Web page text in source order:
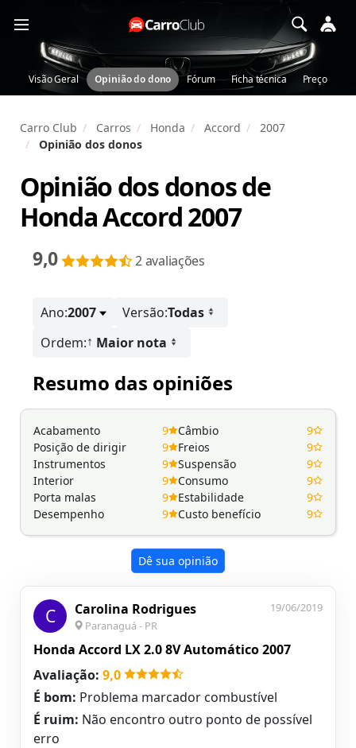
Visão Geral Opinião do dono Fórum Ficha técnica Preço
Carro Club Carros Honda Accord
2007
Opinião dos donos
Opinião dos donos de
Honda Accord 2007
9,0 2 avaliações
Ano:2007 Versão:Todas
Ordem:↑ Maior nota
Resumo das opiniões
Acabamento
9
Posição de dirigir
9
Instrumentos
9
Interior
9
Porta malas
9
Desempenho
9
Câmbio
9
Freios
9
Suspensão
9
Consumo
9
Estabilidade
9
Custo benefício
9
Dê sua opinião
C Carolina Rodrigues
Paranaguá - PR
19/06/2019
Honda Accord LX 2.0 8V Automático 2007
Avaliação: 9,0
É bom: Problema marcador combustível
É ruim: Não encontro outro ponto de possível
erro